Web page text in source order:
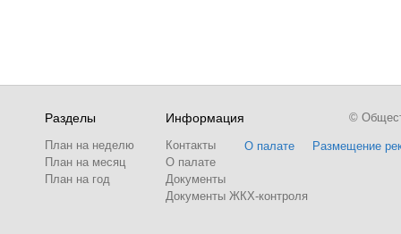
Разделы
План на неделю
План на месяц
План на год
Информация
Контакты
О палате
Документы
Документы ЖКХ-контроля
О палате Размещение
©